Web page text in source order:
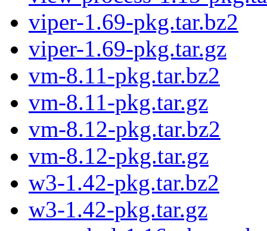
viper-1.69-pkg.tar.bz2
viper-1.69-pkg.tar.gz
vm-8.11-pkg.tar.bz2
vm-8.11-pkg.tar.gz
vm-8.12-pkg.tar.bz2
vm-8.12-pkg.tar.gz
w3-1.42-pkg.tar.bz2
w3-1.42-pkg.tar.gz